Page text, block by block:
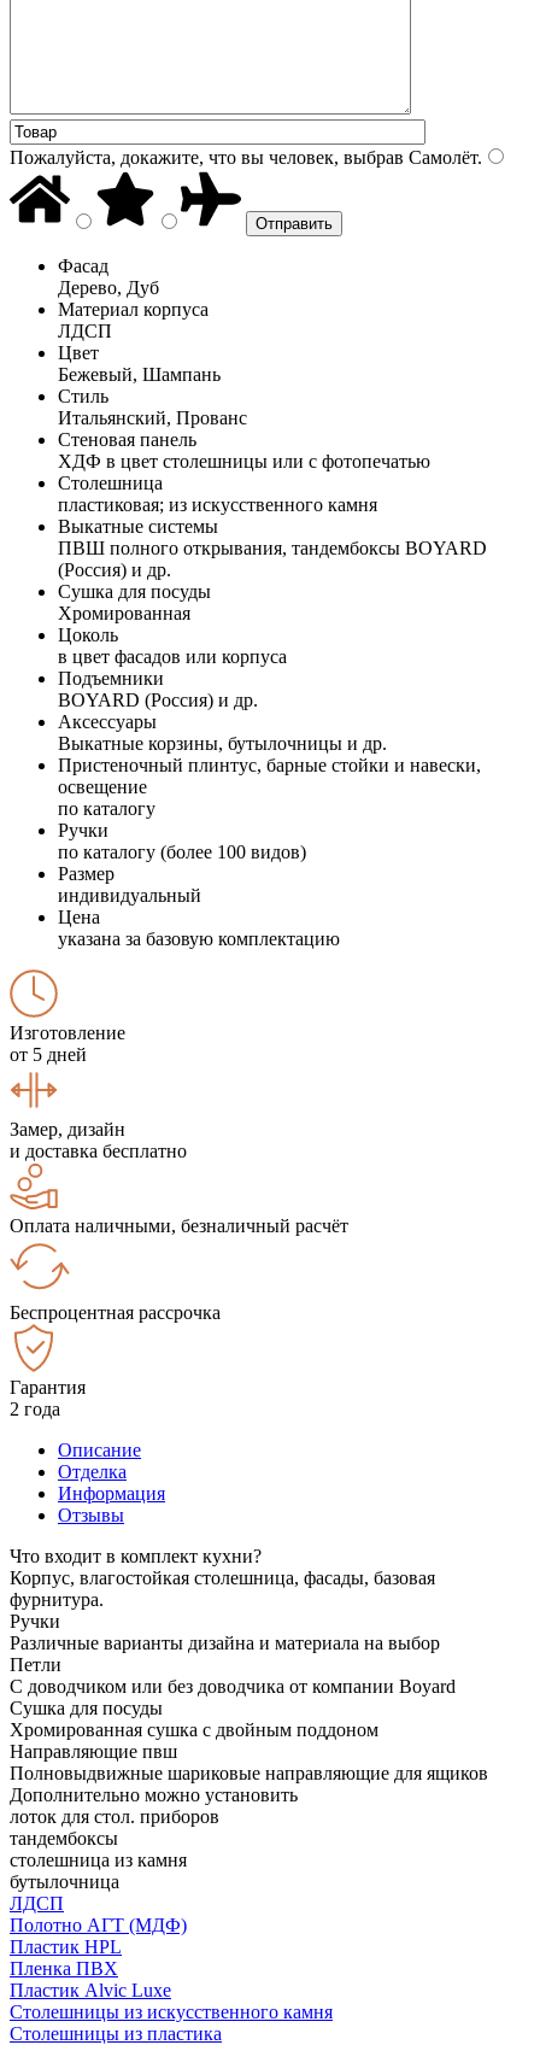
Пожалуйста, докажите, что вы человек, выбрав Самолёт.
Фасад
Дерево, Дуб
Материал корпуса
ЛДСП
Цвет
Бежевый, Шампань
Стиль
Итальянский, Прованс
Стеновая панель
ХДФ в цвет столешницы или с фотопечатью
Столешница
пластиковая; из искусственного камня
Выкатные системы
ПВШ полного открывания, тандембоксы BOYARD
(Россия) и др.
Сушка для посуды
Хромированная
Цоколь
в цвет фасадов или корпуса
Подъемники
BOYARD (Россия) и др.
Аксессуары
Выкатные корзины, бутылочницы и др.
Пристеночный плинтус, барные стойки и навески,
освещение
по каталогу
Ручки
по каталогу (более 100 видов)
Размер
индивидуальный
Цена
указана за базовую комплектацию
Изготовление
от 5 дней
Замер, дизайн
и доставка бесплатно
Оплата наличными, безналичный расчёт
Беспроцентная рассрочка
Гарантия
2 года
Описание
Отделка
Информация
Отзывы
Что входит в комплект кухни?
Корпус, влагостойкая столешница, фасады, базовая
фурнитура.
Ручки
Различные варианты дизайна и материала на выбор
Петли
С доводчиком или без доводчика от компании Boyard
Сушка для посуды
Хромированная сушка с двойным поддоном
Направляющие пвш
Полновыдвижные шариковые направляющие для ящиков
Дополнительно можно установить
лоток для стол. приборов
тандембоксы
столешница из камня
бутылочница
ЛДСП
Полотно АГТ (МДФ)
Пластик HPL
Пленка ПВХ
Пластик Alvic Luxe
Столешницы из искусственного камня
Столешницы из пластика